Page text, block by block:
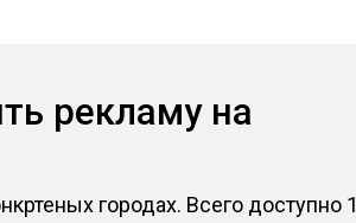
рекламу на
городах. Всего доступно 1